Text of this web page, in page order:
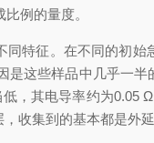
量度。
特征。在不同的初
样品中几乎一半的载
低，其电导率约为
收集到的基本都是外延